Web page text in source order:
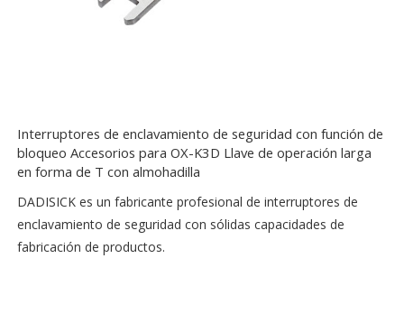
Interruptores de enclavamiento de seguridad con función de
bloqueo Accesorios para OX-K3D Llave de operación larga
en forma de T con almohadilla
DADISICK es un fabricante profesional de interruptores de
enclavamiento de seguridad con sólidas capacidades de
fabricación de productos.